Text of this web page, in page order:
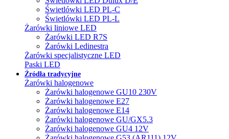
Świetlówki LED PL-C
Świetlówki LED PL-L
Żarówki liniowe LED
Żarówki LED R7S
Żarówki Ledinestra
Żarówki specjalistyczne LED
Paski LED
Źródła tradycyjne
Żarówki halogenowe
Żarówki halogenowe GU10 230V
Żarówki halogenowe E27
Żarówki halogenowe E14
Żarówki halogenowe GU/GX5.3
Żarówki halogenowe GU4 12V